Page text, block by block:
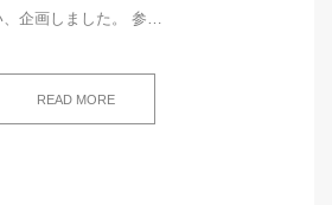
、企画しました。 参…
READ MORE